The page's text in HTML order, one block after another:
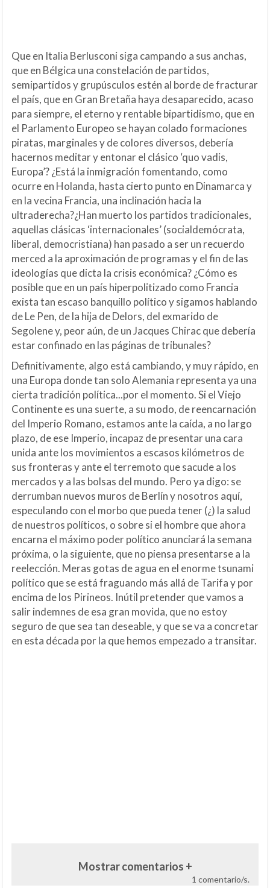
Que en Italia Berlusconi siga campando a sus anchas,
que en Bélgica una constelación de partidos,
semipartidos y grupúsculos estén al borde de fracturar
el país, que en Gran Bretaña haya desaparecido, acaso
para siempre, el eterno y rentable bipartidismo, que en
el Parlamento Europeo se hayan colado formaciones
piratas, marginales y de colores diversos, debería
hacernos meditar y entonar el clásico ‘quo vadis,
Europa’? ¿Está la inmigración fomentando, como
ocurre en Holanda, hasta cierto punto en Dinamarca y
en la vecina Francia, una inclinación hacia la
ultraderecha?¿Han muerto los partidos tradicionales,
aquellas clásicas ‘internacionales’ (socialdemócrata,
liberal, democristiana) han pasado a ser un recuerdo
merced a la aproximación de programas y el fin de las
ideologías que dicta la crisis económica? ¿Cómo es
posible que en un país hiperpolitizado como Francia
exista tan escaso banquillo político y sigamos hablando
de Le Pen, de la hija de Delors, del exmarido de
Segolene y, peor aún, de un Jacques Chirac que debería
estar confinado en las páginas de tribunales?
Definitivamente, algo está cambiando, y muy rápido, en
una Europa donde tan solo Alemania representa ya una
cierta tradición política...por el momento. Si el Viejo
Continente es una suerte, a su modo, de reencarnación
del Imperio Romano, estamos ante la caída, a no largo
plazo, de ese Imperio, incapaz de presentar una cara
unida ante los movimientos a escasos kilómetros de
sus fronteras y ante el terremoto que sacude a los
mercados y a las bolsas del mundo. Pero ya digo: se
derrumban nuevos muros de Berlín y nosotros aquí,
especulando con el morbo que pueda tener (¿) la salud
de nuestros políticos, o sobre si el hombre que ahora
encarna el máximo poder político anunciará la semana
próxima, o la siguiente, que no piensa presentarse a la
reelección. Meras gotas de agua en el enorme tsunami
político que se está fraguando más allá de Tarifa y por
encima de los Pirineos. Inútil pretender que vamos a
salir indemnes de esa gran movida, que no estoy
seguro de que sea tan deseable, y que se va a concretar
en esta década por la que hemos empezado a transitar.
Mostrar comentarios +
1 comentario/s.